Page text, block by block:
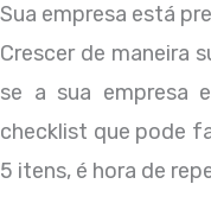
Sua empresa está
Crescer de maneira
se a sua empresa
checklist que pode
5 itens, é hora de